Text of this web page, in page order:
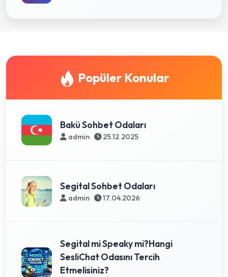
Popüler Konular
Bakü Sohbet Odaları
admin 25.12.2025
Segital Sohbet Odaları
admin 17.04.2026
Segital mi Speaky mi?Hangi
SesliChat Odasını Tercih
Etmelisiniz?